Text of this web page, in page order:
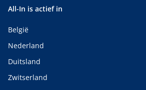
All-In is actief in
België
Nederland
Duitsland
Zwitserland